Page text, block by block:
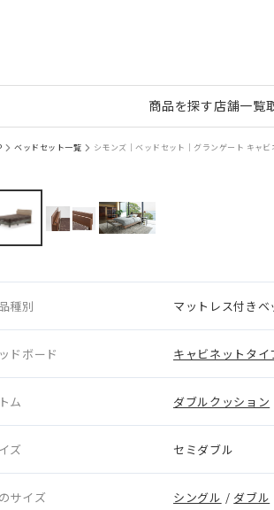
商品を探す店舗一覧
ベッドセット一覧 シモンズ｜ベッドセット｜グランゲート キャ
種別 マットレス付きベ
ドボード キャビネットタイ
ム ダブルクッション
ズ セミダブル
サイズ シングル / ダブル